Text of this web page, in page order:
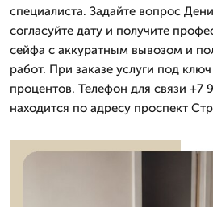
специалиста. Задайте вопрос
согласуйте дату и получите
сейфа с аккуратным вывозом и
работ. При заказе услуги под
процентов. Телефон для связи
находится по адресу проспект